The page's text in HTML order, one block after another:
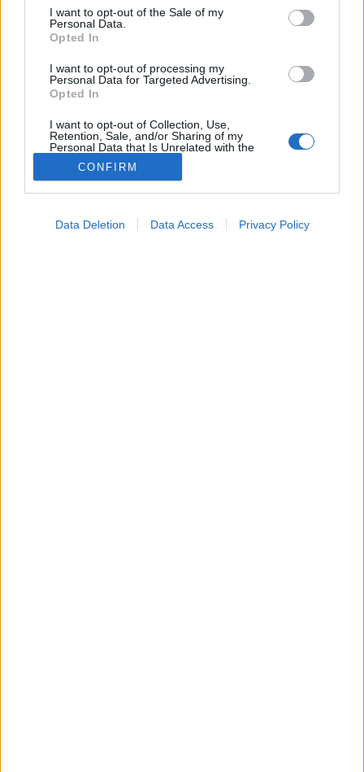
consent section.
I want to opt-out of the Sale of my
Personal Data.
Opted In
I want to opt-out of processing my
Personal Data for Targeted Advertising.
Opted In
I want to opt-out of Collection, Use,
Retention, Sale, and/or Sharing of my
Personal Data that Is Unrelated with the
Purposes for which it was collected.
Opted Out
CONFIRM
Data Deletion Data Access Privacy Policy
Lelki egészség
2026. április 23. 12:24